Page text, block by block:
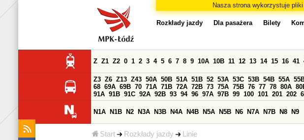
Nasza strona wykorzystuje
Start Rozkłady jazdy Linie
Rozkłady jazdy Dla pasażera Bilety
Z Z1 Z2 0 1 2 3 4 5 6 7 8 9 10A 10B 11 12 13 14 15 16 41
Z3 Z6 Z13 Z43 50A 50B 51A 51B 52 53A 53C 53B 54B 55A
68 69A 69B 70 71A 71B 72A 72B 73 75A 75B 76 77 78 80A
91A 91B 91C 92A 92B 93 94 96 97A 97B 99 100 101 201 202
N1A N1B N2 N3A N3B N4A N4B N5A N5B N6 N7A N7B N8 N9